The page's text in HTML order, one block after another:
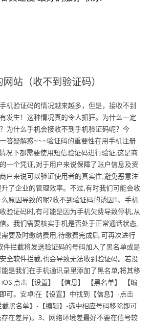
站（收不到验证码）
机验证码的情况越来越多，但是，接收不到
发生！这种情况真的令人抓狂。为什么一定
为什么手机会接收不到手机验证码呢？今
答疑解惑~~~验证码的重要性在用手机注册
况下都需要使用短信验证码进行验证,这是商
一个凭证,对于用户来说保障了账户信息及资
户来说可以验证使用者的真实性,避免恶意注
了企业的管理效率。不过,有时我们可能会收
原因导致的呢?收不到验证码的诱因1、手机
验证码时,有可能是因为手机欠费导致停机,从
。我们需要核实手机是否处于正常通话状态,
要及时缴纳费用,待缴费完成后,可再次进行
件拦截将发送验证码的号码加入了黑名单或是
全软件拦截,也会导致无法收到验证码。若没
是我们在手机通讯录里添加了黑名单,将其移
点击【设置】-【信息】-【黑名单】-【编
可。安卓:在【设置】中找到【信息】-点击
截黑名单】-【编辑】-选中相应号码移除即可
在差异)。3、网络环境差最好不要在信号较